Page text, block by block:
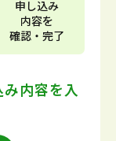
申し込み
内容を
確認・完了
内容を入